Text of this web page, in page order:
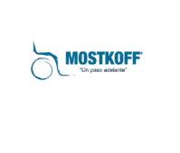
contenido